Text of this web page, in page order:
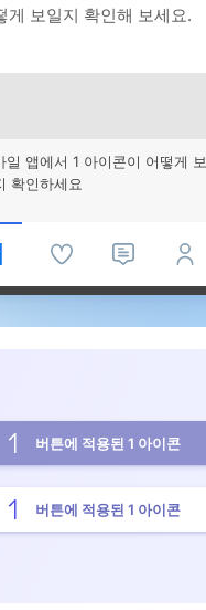
게 보일지 확인해 보세요.
일 앱에서 1 아이콘이 어떻게 보
확인하세요
버튼에 적용된 1 아이콘
버튼에 적용된 1 아이콘